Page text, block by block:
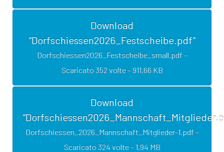
Download
“Dorfschiessen2026_Festscheibe.pdf”
Dorfschiessen2026_Festscheibe_small.pdf –
Scaricato 352 volte – 911,66 KB
Download
Dorfschiessen_2026_Mannschaft_Mitglieder-1.pdf –
Scaricato 324 volte – 1,94 MB